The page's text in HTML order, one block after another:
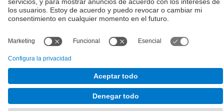
Desarrollado con
Mapa del Sitio
Aviso legal
Configuración de privacidad